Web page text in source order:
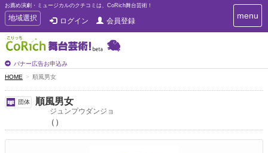
お薦め演劇・ミュージカルのクチコミは、CoRich舞台芸術！
T
o
g
g
e
n
a
v
i
a
t
地域選択 ログイン 会員登録
バナー広告お申込み
T
o
menu
HOME 順風男女
団体 順風男女
ジュンプウダンジョ
（）